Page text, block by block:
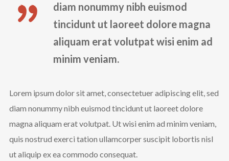
diam nonummy nibh euismod
tincidunt ut laoreet dolore magna
aliquam erat volutpat wisi enim ad
minim veniam.
Lorem ipsum dolor sit amet, consectetuer adipiscing elit, sed
diam nonummy nibh euismod tincidunt ut laoreet dolore
magna aliquam erat volutpat. Ut wisi enim ad minim veniam,
quis nostrud exerci tation ullamcorper suscipit lobortis nisl
ut aliquip ex ea commodo consequat.